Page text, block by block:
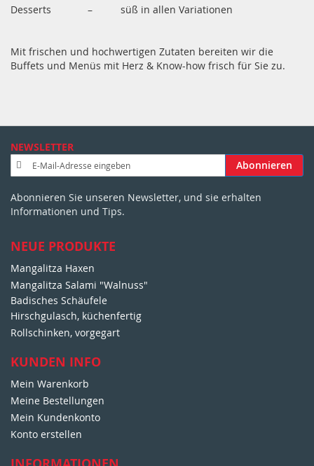
Desserts – süß in allen Variationen
Mit frischen und hochwertigen Zutaten bereiten wir die
Buffets und Menüs mit Herz & Know-how frisch für Sie zu.
NEWSLETTER
n
e
l
u
g
z
u
m
N
w
s
l
e
t
e
Abonnieren
Abonnieren Sie unseren Newsletter, und sie erhalten
Informationen und Tips.
NEUE PRODUKTE
Mangalitza Haxen
Mangalitza Salami "Walnuss"
Badisches Schäufele
Hirschgulasch, küchenfertig
Rollschinken, vorgegart
KUNDEN INFO
Mein Warenkorb
Meine Bestellungen
Mein Kundenkonto
Konto erstellen